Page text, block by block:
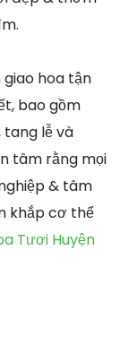
hoa tận
bao gồm
tang lễ và
tâm rằng mọi
& tâm
khắp cơ thể
Tươi Huyện